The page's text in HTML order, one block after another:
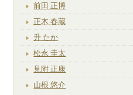
前田 正博
正木 春蔵
升 たか
松永 圭太
見附 正康
山根 悠介